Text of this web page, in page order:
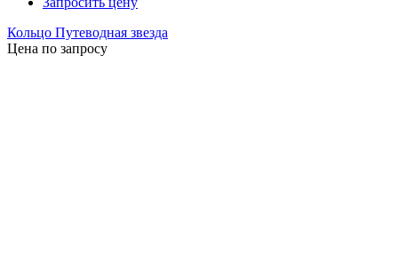
Кольцо Путеводная звезда
Цена по запросу